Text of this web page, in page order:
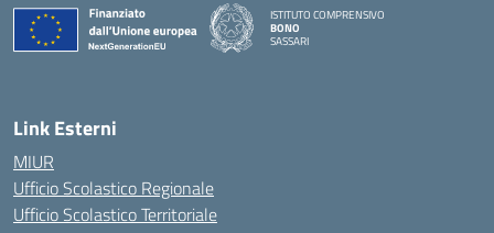
ISTITUTO COMPRENSIVO
BONO
SASSARI
Link Esterni
MIUR
Ufficio Scolastico Regionale
Ufficio Scolastico Territoriale